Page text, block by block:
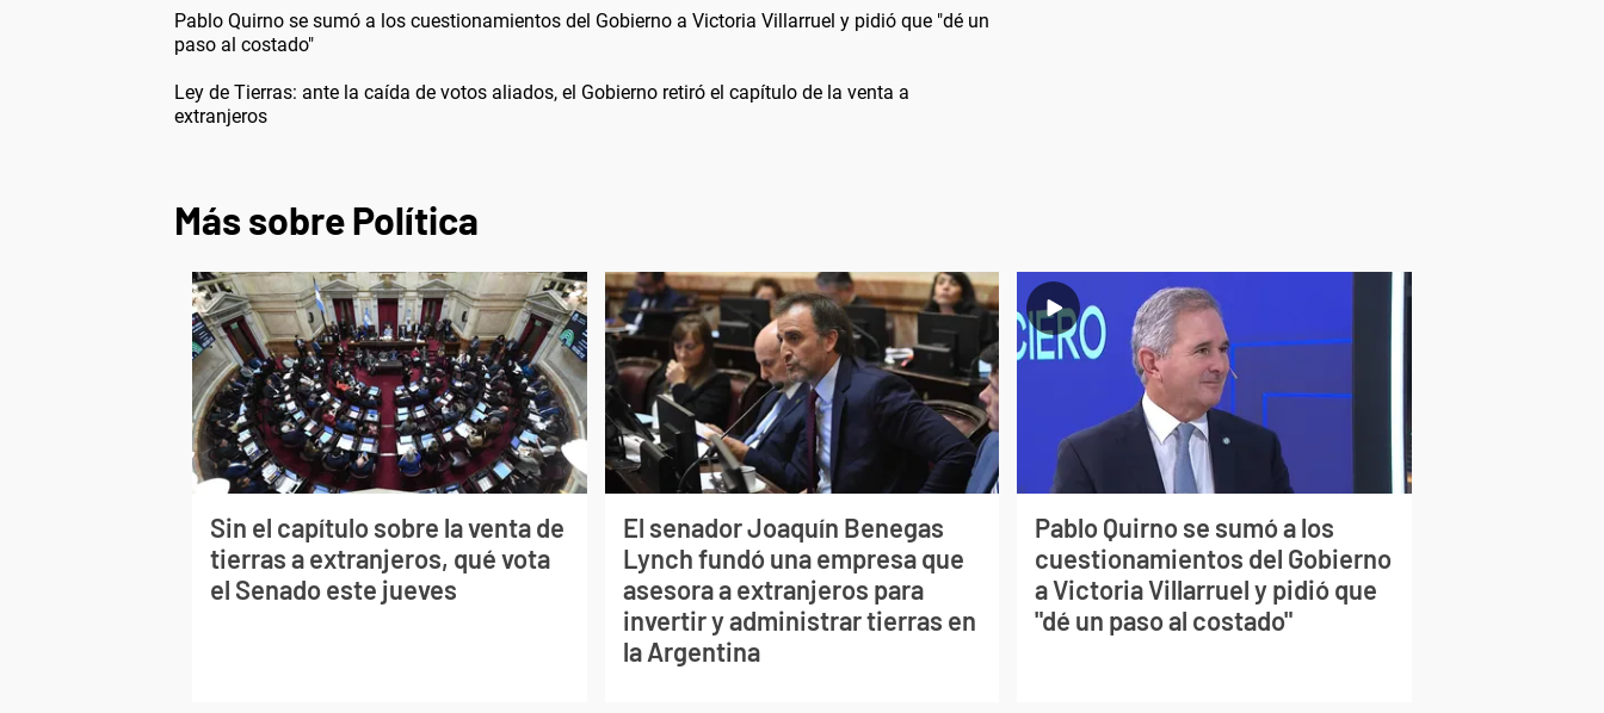
Pablo Quirno se sumó a los cuestionamientos del Gobierno a Victoria Villarruel y pidió que "dé un
paso al costado"
Ley de Tierras: ante la caída de votos aliados, el Gobierno retiró el capítulo de la venta a
extranjeros
Más sobre Política
Sin el capítulo sobre la venta de
tierras a extranjeros, qué vota
el Senado este jueves
El senador Joaquín Benegas
Lynch fundó una empresa que
asesora a extranjeros para
invertir y administrar tierras en
la Argentina
Pablo Quirno se sumó a los
cuestionamientos del Gobierno
a Victoria Villarruel y pidió que
"dé un paso al costado"